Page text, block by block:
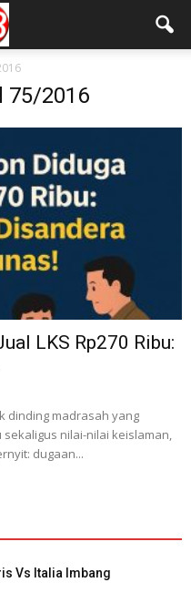
75/2016
LKS Rp270 Ribu:
dinding madrasah yang
nilai-nilai keislaman,
dugaan...
Vs Italia Imbang